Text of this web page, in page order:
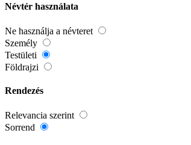
Névtér használata
Ne használja a névteret
Személy
Testületi
Földrajzi
Rendezés
Relevancia szerint
Sorrend